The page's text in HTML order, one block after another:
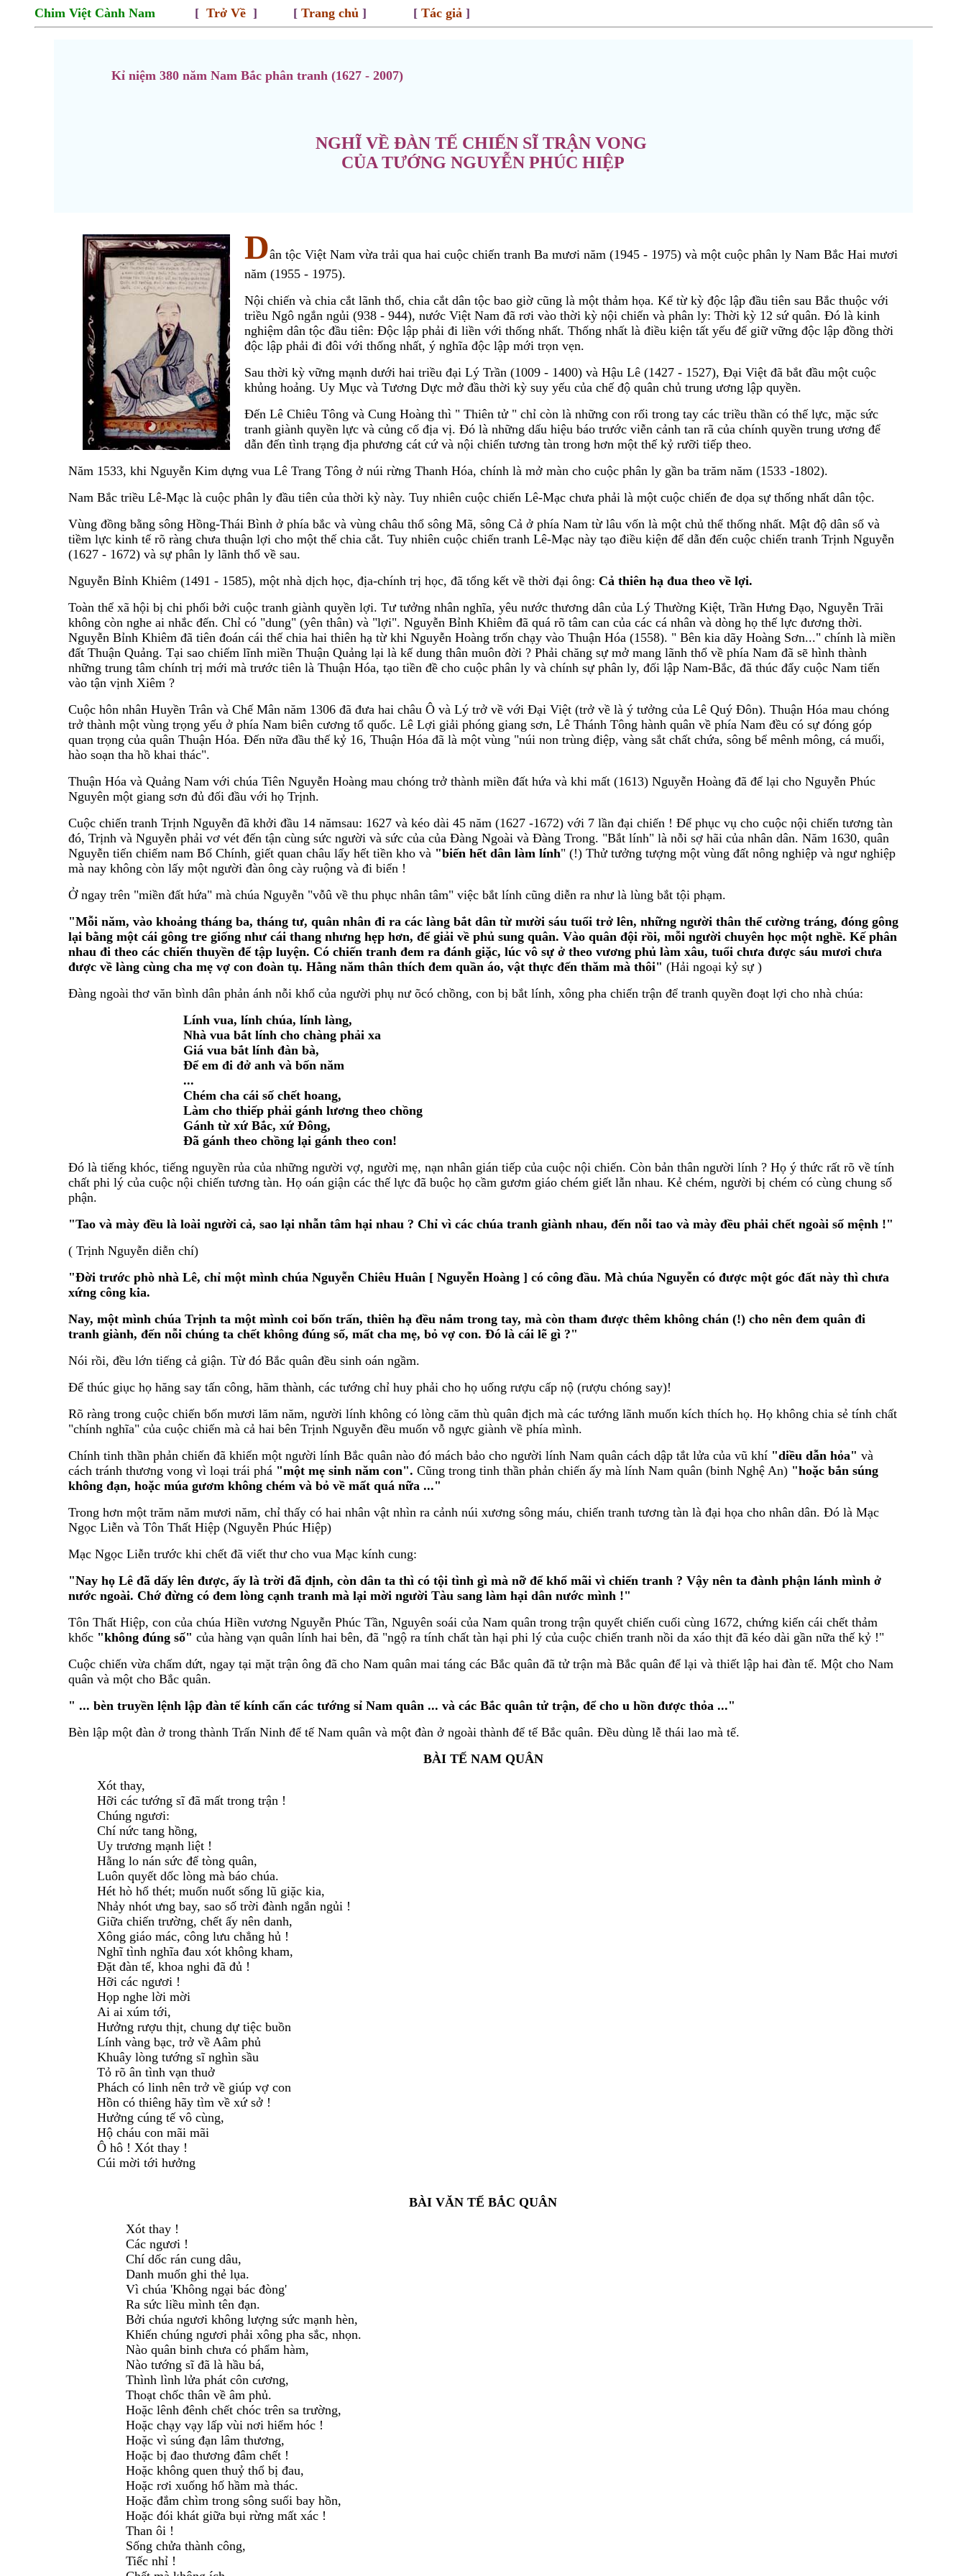
Chim Việt Cành Nam [ Trở Về ] [ Trang chủ ] [ Tác giả ]
Kỉ niệm 380 năm Nam Bắc phân tranh (1627 - 2007)
NGHĨ VỀ ĐÀN TẾ CHIẾN SĨ TRẬN VONG
CỦA TƯỚNG NGUYỄN PHÚC HIỆP
Dân tộc Việt Nam vừa trải qua hai cuộc chiến tranh Ba mươi năm (1945 - 1975) và một cuộc phân ly Nam Bắc Hai mươi
năm (1955 - 1975).
Nội chiến và chia cắt lãnh thổ, chia cắt dân tộc bao giờ cũng là một thảm họa. Kể từ kỳ độc lập đầu tiên sau Bắc thuộc với
triều Ngô ngắn ngủi (938 - 944), nước Việt Nam đã rơi vào thời kỳ nội chiến và phân ly: Thời kỳ 12 sứ quân. Đó là kinh
nghiệm dân tộc đầu tiên: Độc lập phải đi liền với thống nhất. Thống nhất là điều kiện tất yếu để giữ vững độc lập đồng thời
độc lập phải đi đôi với thống nhất, ý nghĩa độc lập mới trọn vẹn.
Sau thời kỳ vững mạnh dưới hai triều đại Lý Trần (1009 - 1400) và Hậu Lê (1427 - 1527), Đại Việt đã bắt đầu một cuộc
khủng hoảng. Uy Mục và Tương Dực mở đầu thời kỳ suy yếu của chế độ quân chủ trung ương lập quyền.
Đến Lê Chiêu Tông và Cung Hoàng thì " Thiên tử " chỉ còn là những con rối trong tay các triều thần có thế lực, mặc sức
tranh giành quyền lực và củng cố địa vị. Đó là những dấu hiệu báo trước viễn cảnh tan rã của chính quyền trung ương để
dẫn đến tình trạng địa phương cát cứ và nội chiến tương tàn trong hơn một thế kỷ rưỡi tiếp theo.
Năm 1533, khi Nguyễn Kim dựng vua Lê Trang Tông ở núi rừng Thanh Hóa, chính là mở màn cho cuộc phân ly gần ba trăm năm (1533 -1802).
Nam Bắc triều Lê-Mạc là cuộc phân ly đầu tiên của thời kỳ này. Tuy nhiên cuộc chiến Lê-Mạc chưa phải là một cuộc chiến đe dọa sự thống nhất dân tộc.
Vùng đồng bằng sông Hồng-Thái Bình ở phía bắc và vùng châu thổ sông Mã, sông Cả ở phía Nam từ lâu vốn là một chủ thể thống nhất. Mật độ dân số và
tiềm lực kinh tế rõ ràng chưa thuận lợi cho một thế chia cắt. Tuy nhiên cuộc chiến tranh Lê-Mạc này tạo điều kiện để dẫn đến cuộc chiến tranh Trịnh Nguyễn
(1627 - 1672) và sự phân ly lãnh thổ về sau.
Nguyễn Bỉnh Khiêm (1491 - 1585), một nhà dịch học, địa-chính trị học, đã tổng kết về thời đại ông: Cả thiên hạ đua theo về lợi.
Toàn thể xã hội bị chi phối bởi cuộc tranh giành quyền lợi. Tư tưởng nhân nghĩa, yêu nước thương dân của Lý Thường Kiệt, Trần Hưng Đạo, Nguyễn Trãi
không còn nghe ai nhắc đến. Chỉ có "dung" (yên thân) và "lợi". Nguyễn Bỉnh Khiêm đã quá rõ tâm can của các cá nhân và dòng họ thế lực đương thời.
Nguyễn Bỉnh Khiêm đã tiên đoán cái thế chia hai thiên hạ từ khi Nguyễn Hoàng trốn chạy vào Thuận Hóa (1558). " Bên kia dãy Hoàng Sơn..." chính là miền
đất Thuận Quảng. Tại sao chiếm lĩnh miền Thuận Quảng lại là kế dung thân muôn đời ? Phải chăng sự mở mang lãnh thổ về phía Nam đã sẽ hình thành
những trung tâm chính trị mới mà trước tiên là Thuận Hóa, tạo tiền đề cho cuộc phân ly và chính sự phân ly, đối lập Nam-Bắc, đã thúc đẩy cuộc Nam tiến
vào tận vịnh Xiêm ?
Cuộc hôn nhân Huyền Trân và Chế Mân năm 1306 đã đưa hai châu Ô và Lý trở về với Đại Việt (trở về là ý tưởng của Lê Quý Đôn). Thuận Hóa mau chóng
trở thành một vùng trọng yếu ở phía Nam biên cương tổ quốc. Lê Lợi giải phóng giang sơn, Lê Thánh Tông hành quân về phía Nam đều có sự đóng góp
quan trọng của quân Thuận Hóa. Đến nữa đầu thế kỷ 16, Thuận Hóa đã là một vùng "núi non trùng điệp, vàng sắt chất chứa, sông bể mênh mông, cá muối,
hào soạn tha hồ khai thác".
Thuận Hóa và Quảng Nam với chúa Tiên Nguyễn Hoàng mau chóng trở thành miền đất hứa và khi mất (1613) Nguyễn Hoàng đã để lại cho Nguyễn Phúc
Nguyên một giang sơn đủ đối đầu với họ Trịnh.
Cuộc chiến tranh Trịnh Nguyễn đã khởi đầu 14 nămsau: 1627 và kéo dài 45 năm (1627 -1672) với 7 lần đại chiến ! Để phục vụ cho cuộc nội chiến tương tàn
đó, Trịnh và Nguyễn phải vơ vét đến tận cùng sức người và sức của của Đàng Ngoài và Đàng Trong. "Bắt lính" là nỗi sợ hãi của nhân dân. Năm 1630, quân
Nguyễn tiến chiếm nam Bố Chính, giết quan châu lấy hết tiền kho và "biến hết dân làm lính" (!) Thử tưởng tượng một vùng đất nông nghiệp và ngư nghiệp
mà nay không còn lấy một người đàn ông cày ruộng và đi biển !
Ở ngay trên "miền đất hứa" mà chúa Nguyễn "vỗû về thu phục nhân tâm" việc bắt lính cũng diễn ra như là lùng bắt tội phạm.
"Mỗi năm, vào khoảng tháng ba, tháng tư, quân nhân đi ra các làng bắt dân từ mười sáu tuổi trở lên, những người thân thể cường tráng, đóng gông
lại bằng một cái gông tre giống như cái thang nhưng hẹp hơn, để giải về phủ sung quân. Vào quân đội rồi, mỗi người chuyên học một nghề. Kế phân
nhau đi theo các chiến thuyền để tập luyện. Có chiến tranh đem ra đánh giặc, lúc vô sự ở theo vương phủ làm xâu, tuổi chưa được sáu mươi chưa
được về làng cùng cha mẹ vợ con đoàn tụ. Hằng năm thân thích đem quần áo, vật thực đến thăm mà thôi" (Hải ngoại kỷ sự )
Đàng ngoài thơ văn bình dân phản ánh nỗi khổ của người phụ nư õcó chồng, con bị bắt lính, xông pha chiến trận để tranh quyền đoạt lợi cho nhà chúa:
Lính vua, lính chúa, lính làng,
Nhà vua bắt lính cho chàng phải xa
Giá vua bắt lính đàn bà,
Để em đi đở anh và bốn năm
...
Chém cha cái số chết hoang,
Làm cho thiếp phải gánh lương theo chồng
Gánh từ xứ Bắc, xứ Đông,
Đã gánh theo chồng lại gánh theo con!
Đó là tiếng khóc, tiếng nguyền rủa của những người vợ, người mẹ, nạn nhân gián tiếp của cuộc nội chiến. Còn bản thân người lính ? Họ ý thức rất rõ về tính
chất phi lý của cuộc nội chiến tương tàn. Họ oán giận các thế lực đã buộc họ cầm gươm giáo chém giết lẫn nhau. Kẻ chém, người bị chém có cùng chung số
phận.
"Tao và mày đều là loài người cả, sao lại nhẫn tâm hại nhau ? Chỉ vì các chúa tranh giành nhau, đến nỗi tao và mày đều phải chết ngoài số mệnh !"
( Trịnh Nguyễn diễn chí)
"Đời trước phò nhà Lê, chỉ một mình chúa Nguyễn Chiêu Huân [ Nguyễn Hoàng ] có công đầu. Mà chúa Nguyễn có được một góc đất này thì chưa
xứng công kia.
Nay, một mình chúa Trịnh ta một mình coi bốn trấn, thiên hạ đều nắm trong tay, mà còn tham được thêm không chán (!) cho nên đem quân đi
tranh giành, đến nỗi chúng ta chết không đúng số, mất cha mẹ, bỏ vợ con. Đó là cái lẽ gì ?"
Nói rồi, đều lớn tiếng cả giận. Từ đó Bắc quân đều sinh oán ngầm.
Để thúc giục họ hăng say tấn công, hãm thành, các tướng chỉ huy phải cho họ uống rượu cấp nộ (rượu chóng say)!
Rõ ràng trong cuộc chiến bốn mươi lăm năm, người lính không có lòng căm thù quân địch mà các tướng lãnh muốn kích thích họ. Họ không chia sẻ tính chất
"chính nghĩa" của cuộc chiến mà cả hai bên Trịnh Nguyễn đều muốn vỗ ngực giành về phía mình.
Chính tinh thần phản chiến đã khiến một người lính Bắc quân nào đó mách bảo cho người lính Nam quân cách dập tắt lửa của vũ khí "diều dẫn hỏa" và
cách tránh thương vong vì loại trái phá "một mẹ sinh năm con". Cũng trong tinh thần phản chiến ấy mà lính Nam quân (binh Nghệ An) "hoặc bắn súng
không đạn, hoặc múa gươm không chém và bỏ về mất quá nữa ..."
Trong hơn một trăm năm mươi năm, chỉ thấy có hai nhân vật nhìn ra cảnh núi xương sông máu, chiến tranh tương tàn là đại họa cho nhân dân. Đó là Mạc
Ngọc Liễn và Tôn Thất Hiệp (Nguyễn Phúc Hiệp)
Mạc Ngọc Liễn trước khi chết đã viết thư cho vua Mạc kính cung:
"Nay họ Lê đã dấy lên được, ấy là trời đã định, còn dân ta thì có tội tình gì mà nỡ để khổ mãi vì chiến tranh ? Vậy nên ta đành phận lánh mình ở
nước ngoài. Chớ đừng có đem lòng cạnh tranh mà lại mời người Tàu sang làm hại dân nước mình !"
Tôn Thất Hiệp, con của chúa Hiền vương Nguyễn Phúc Tần, Nguyên soái của Nam quân trong trận quyết chiến cuối cùng 1672, chứng kiến cái chết thảm
khốc "không đúng số" của hàng vạn quân lính hai bên, đã "ngộ ra tính chất tàn hại phi lý của cuộc chiến tranh nồi da xáo thịt đã kéo dài gần nữa thế kỷ !"
Cuộc chiến vừa chấm dứt, ngay tại mặt trận ông đã cho Nam quân mai táng các Bắc quân đã tử trận mà Bắc quân để lại và thiết lập hai đàn tế. Một cho Nam
quân và một cho Bắc quân.
" ... bèn truyền lệnh lập đàn tế kính cẩn các tướng sỉ Nam quân ... và các Bắc quân tử trận, để cho u hồn được thỏa ..."
Bèn lập một đàn ở trong thành Trấn Ninh để tế Nam quân và một đàn ở ngoài thành để tế Bắc quân. Đều dùng lễ thái lao mà tế.
BÀI TẾ NAM QUÂN
Xót thay,
Hỡi các tướng sĩ đã mất trong trận !
Chúng ngươi:
Chí nức tang hồng,
Uy trương mạnh liệt !
Hằng lo nán sức để tòng quân,
Luôn quyết dốc lòng mà báo chúa.
Hét hò hổ thét; muốn nuốt sống lũ giặc kia,
Nhảy nhót ưng bay, sao số trời đành ngắn ngủi !
Giữa chiến trường, chết ấy nên danh,
Xông giáo mác, công lưu chẳng hủ !
Nghĩ tình nghĩa đau xót không kham,
Đặt đàn tế, khoa nghi đã đủ !
Hỡi các ngươi !
Họp nghe lời mời
Ai ai xúm tới,
Hưởng rượu thịt, chung dự tiệc buồn
Lính vàng bạc, trở về Aâm phủ
Khuây lòng tướng sĩ nghìn sầu
Tỏ rõ ân tình vạn thuở
Phách có linh nên trở về giúp vợ con
Hồn có thiêng hãy tìm về xứ sở !
Hưởng cúng tế vô cùng,
Hộ cháu con mãi mãi
Ô hô ! Xót thay !
Cúi mời tới hưởng
BÀI VĂN TẾ BẮC QUÂN
Xót thay !
Các ngươi !
Chí dốc rán cung dâu,
Danh muốn ghi thẻ lụa.
Vì chúa 'Không ngại bác đòng'
Ra sức liều mình tên đạn.
Bởi chúa ngươi không lượng sức mạnh hèn,
Khiến chúng ngươi phải xông pha sắc, nhọn.
Nào quân binh chưa có phẩm hàm,
Nào tướng sĩ đã là hầu bá,
Thình lình lửa phát côn cương,
Thoạt chốc thân về âm phủ.
Hoặc lênh đênh chết chóc trên sa trường,
Hoặc chạy vạy lấp vùi nơi hiểm hóc !
Hoặc vì súng đạn lâm thương,
Hoặc bị đao thương đâm chết !
Hoặc không quen thuỷ thổ bị đau,
Hoặc rơi xuống hố hầm mà thác.
Hoặc đắm chìm trong sông suối bay hồn,
Hoặc đói khát giữa bụi rừng mất xác !
Than ôi !
Sống chửa thành công,
Tiếc nhỉ !